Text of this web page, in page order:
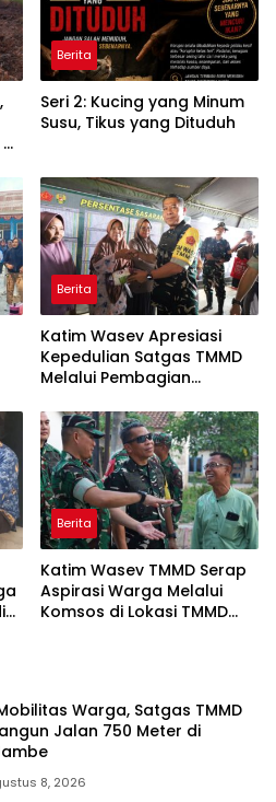
Berita
Seri 2: Kucing yang Minum
Susu, Tikus yang Dituduh
Berita
Katim Wasev Apresiasi
Kepedulian Satgas TMMD
Melalui Pembagian
Berita
Katim Wasev TMMD Serap
Aspirasi Warga Melalui
Komsos di Lokasi TMMD
Warga, Satgas TMMD
Jalan 750 Meter di
8, 2026